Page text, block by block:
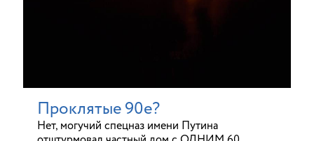
Проклятые 90е?
Нет, могучий спецназ имени Путина